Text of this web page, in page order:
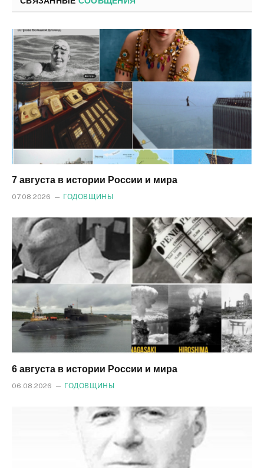
7 августа в истории России и мира
07.08.2026 ГОДОВЩИНЫ
6 августа в истории России и мира
06.08.2026 ГОДОВЩИНЫ